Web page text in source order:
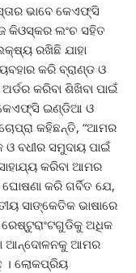
ଭାବେ କେଏଫ୍‌ସି
କିଓସ୍କର ଲଂଚ ସହିତ
ରଖିଛି ଯାହା
କରି ବ୍ରାଣ୍ଡ ଓ
କରିବା ଶିଖିବା ପାଇଁ
ଇଣ୍ଡିଆ ଓ
କହିଛନ୍ତି, “ଆମର
ବଧୀର ସମୁଦାୟ ପାଇଁ
କରିବା ଆମର
କରି ଗର୍ବିତ ଯେ,
ସାଙ୍କେତିକ ଭାଷାରେ
ଅଧିକ
ଆନ୍ଦୋଳନକୁ ଆମର
। ଲୋକପ୍ରିୟ